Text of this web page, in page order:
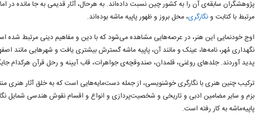
پژوهشگران سابقه‌ی آن را به کشور چین نسبت داده‌اند. به هرحال، آثار قدیمی به جا مانده در
مرتبط با کتابت ونگارگری، محل بروز و ظهور پاپیه ماشه بوده‌اند.
اوج خودنمایی این هنر، در عرصه‌هایی مشاهده می‌شود که با دین و مفاهیم دینی مرتبط شده
نگهداری مُهر، نامه‌ها، عینک و مانند آن، پاپیه ماشه گسترش بیشتری یافت و شهرهایی مانند
پدید آوردند. جلدهای روغنی، قلمدان، صندوقچه‌ی جواهرات، قاب آیینه و رحل قرآن هرکدام
ترکیب چنین هنری با نگارگری خوشنویسی، از جمله دست‌مایه‌هایی است که به خلق آثار هنری
بزم و سایر مضامین ادبی و تاریخی و شخصیت‌پردازی و انواع و اقسام نقوش هندسی شمایل
پاپیه‌ماشه به کار رفته است.